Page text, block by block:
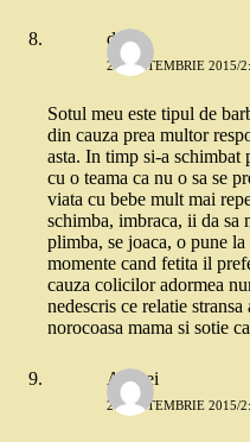
diana
21 SEPTEMBRIE 2015/
Sotul meu este tipul de
din cauza prea multor
asta. In timp si-a schimbat
cu o teama ca nu o sa se
viata cu bebe mult mai
schimba, imbraca, ii da sa
plimba, se joaca, o pune
momente cand fetita il
cauza colicilor adormea
nedescris ce relatie
norocoasa mama si sotie
Andrei
21 SEPTEMBRIE 2015/